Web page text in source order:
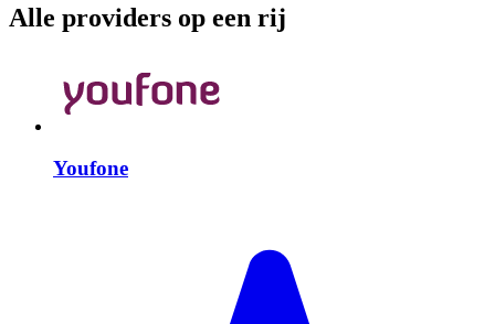
Alle providers op een rij
Youfone